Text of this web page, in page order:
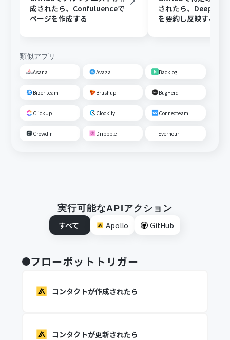
成されたら、Confuluenceで
ページを作成する
されたら、
を要約し反映する
類似アプリ
Asana Avaza Backlog
Bizer team Brushup BugHerd
ClickUp Clockify Connecteam
Crowdin Dribbble Everhour
実行可能なAPIアクション
すべて
Apollo GitHub
フローボットトリガー
コンタクトが作成されたら
コンタクトが更新されたら